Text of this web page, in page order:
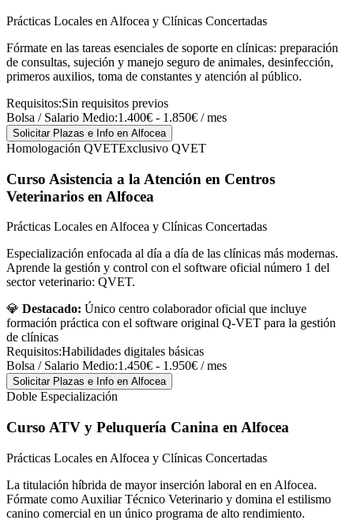
Prácticas Locales en Alfocea y Clínicas Concertadas
Fórmate en las tareas esenciales de soporte en clínicas: preparación
de consultas, sujeción y manejo seguro de animales, desinfección,
primeros auxilios, toma de constantes y atención al público.
Requisitos:Sin requisitos previos
Bolsa / Salario Medio:1.400€ - 1.850€ / mes
Solicitar Plazas e Info en Alfocea
Homologación QVETExclusivo QVET
Curso Asistencia a la Atención en Centros
Veterinarios en Alfocea
Prácticas Locales en Alfocea y Clínicas Concertadas
Especialización enfocada al día a día de las clínicas más modernas.
Aprende la gestión y control con el software oficial número 1 del
sector veterinario: QVET.
💎 Destacado: Único centro colaborador oficial que incluye
formación práctica con el software original Q-VET para la gestión
de clínicas
Requisitos:Habilidades digitales básicas
Bolsa / Salario Medio:1.450€ - 1.950€ / mes
Solicitar Plazas e Info en Alfocea
Doble Especialización
Curso ATV y Peluquería Canina en Alfocea
Prácticas Locales en Alfocea y Clínicas Concertadas
La titulación híbrida de mayor inserción laboral en en Alfocea.
Fórmate como Auxiliar Técnico Veterinario y domina el estilismo
canino comercial en un único programa de alto rendimiento.